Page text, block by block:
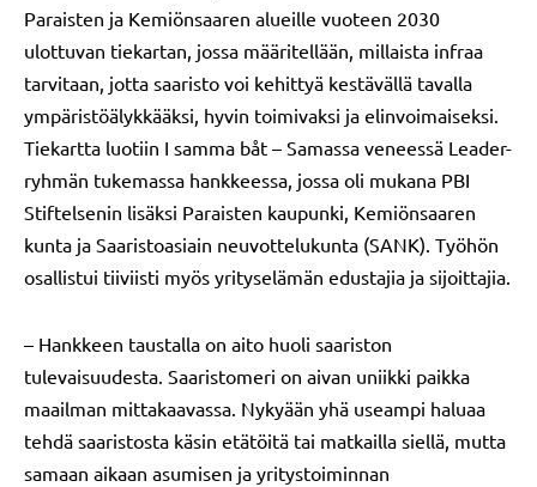
Paraisten ja Kemiönsaaren alueille vuoteen 2030
ulottuvan tiekartan, jossa määritellään, millaista infraa
tarvitaan, jotta saaristo voi kehittyä kestävällä tavalla
ympäristöälykkääksi, hyvin toimivaksi ja elinvoimaiseksi.
Tiekartta luotiin I samma båt – Samassa veneessä Leader-
ryhmän tukemassa hankkeessa, jossa oli mukana PBI
Stiftelsenin lisäksi Paraisten kaupunki, Kemiönsaaren
kunta ja Saaristoasiain neuvottelukunta (SANK). Työhön
osallistui tiiviisti myös yrityselämän edustajia ja sijoittajia.
– Hankkeen taustalla on aito huoli saariston
tulevaisuudesta. Saaristomeri on aivan uniikki paikka
maailman mittakaavassa. Nykyään yhä useampi haluaa
tehdä saaristosta käsin etätöitä tai matkailla siellä, mutta
samaan aikaan asumisen ja yritystoiminnan